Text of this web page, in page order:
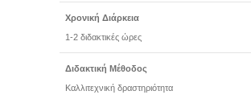
Χρονική Διάρκεια
1-2 διδακτικές ώρες
Διδακτική Μέθοδος
Καλλιτεχνική δραστηριότητα